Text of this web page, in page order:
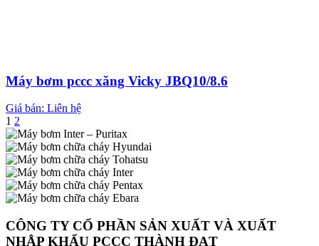
Máy bơm pccc xăng Vicky JBQ10/8.6
Giá bán: Liên hệ
1 2
CÔNG TY CỔ PHẦN SẢN XUẤT VÀ XUẤT
NHẬP KHẨU PCCC THÀNH ĐẠT